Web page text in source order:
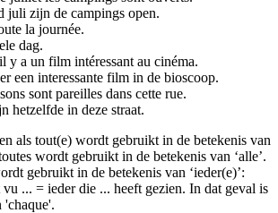
juli zijn de campings open.
la journée.
dag.
y a un film intéressant au cinéma.
een interessante film in de bioscoop.
sont pareilles dans cette rue.
hetzelfde in deze straat.
als tout(e) wordt gebruikt in de betekenis van
wordt gebruikt in de betekenis van ‘alle’.
gebruikt in de betekenis van ‘ieder(e)’:
vu ... = ieder die ... heeft gezien. In dat geval is
'chaque'.